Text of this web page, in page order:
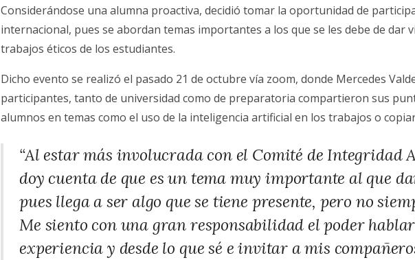
Considerándose una alumna proactiva, decidió tomar la oportunidad de
internacional, pues se abordan temas importantes a los que se les debe de dar
trabajos éticos de los estudiantes.
Dicho evento se realizó el pasado 21 de octubre vía zoom, donde Mercedes
participantes, tanto de universidad como de preparatoria compartieron sus
alumnos en temas como el uso de la inteligencia artificial en los trabajos o
“Al estar más involucrada con el Comité de Integridad
doy cuenta de que es un tema muy importante al que
pues llega a ser algo que se tiene presente, pero no
Me siento con una gran responsabilidad el poder
experiencia y desde lo que sé e invitar a mis